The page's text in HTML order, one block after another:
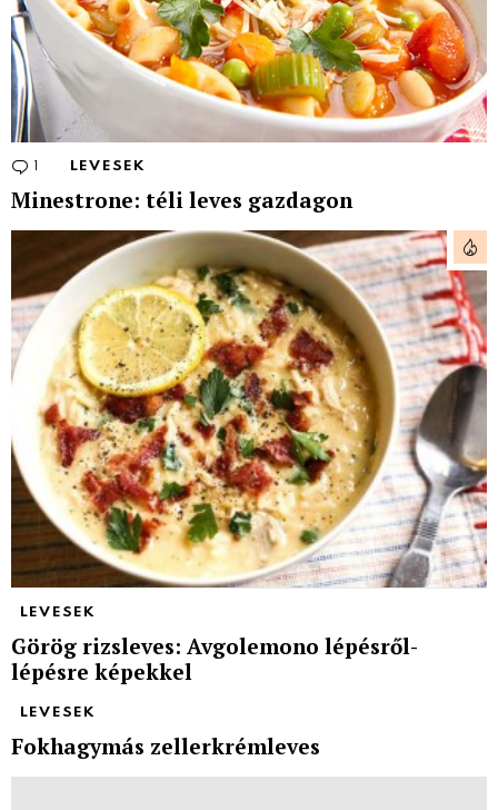
Comment
LEVESEK
Minestrone: téli leves gazdagon
LEVESEK
Görög rizsleves: Avgolemono lépésről-
lépésre képekkel
LEVESEK
Fokhagymás zellerkrémleves